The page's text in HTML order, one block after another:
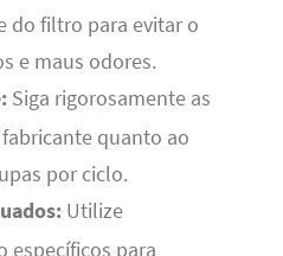
do filtro para evitar o
e maus odores.
Siga rigorosamente as
quanto ao
por ciclo.
Utilize
específicos para